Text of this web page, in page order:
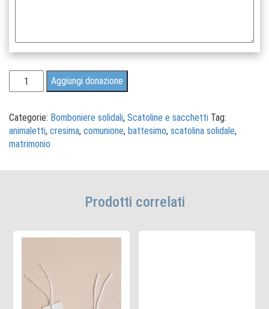
Scatolina
porta
Animaletti
Giraffa
quantità
Aggiungi donazione
Categorie: Bomboniere solidali, Scatoline e sacchetti Tag:
animaletti, cresima, comunione, battesimo, scatolina solidale,
matrimonio
Prodotti correlati